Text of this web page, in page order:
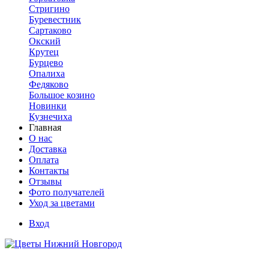
Стригино
Буревестник
Сартаково
Окский
Крутец
Бурцево
Опалиха
Федяково
Большое козино
Новинки
Кузнечиха
Главная
О нас
Доставка
Оплата
Контакты
Отзывы
Фото получателей
Уход за цветами
Вход